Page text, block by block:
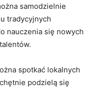
samodzielnie
tradycyjnych
nauczenia⁢ się nowych
spotkać lokalnych
podzielą się